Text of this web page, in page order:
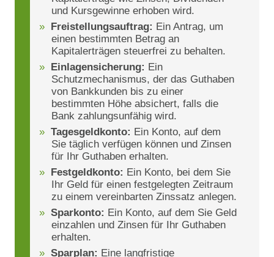
und Kursgewinne erhoben wird.
Freistellungsauftrag: Ein Antrag, um
einen bestimmten Betrag an
Kapitalerträgen steuerfrei zu behalten.
Einlagensicherung: Ein
Schutzmechanismus, der das Guthaben
von Bankkunden bis zu einer
bestimmten Höhe absichert, falls die
Bank zahlungsunfähig wird.
Tagesgeldkonto: Ein Konto, auf dem
Sie täglich verfügen können und Zinsen
für Ihr Guthaben erhalten.
Festgeldkonto: Ein Konto, bei dem Sie
Ihr Geld für einen festgelegten Zeitraum
zu einem vereinbarten Zinssatz anlegen.
Sparkonto: Ein Konto, auf dem Sie Geld
einzahlen und Zinsen für Ihr Guthaben
erhalten.
Sparplan: Eine langfristige